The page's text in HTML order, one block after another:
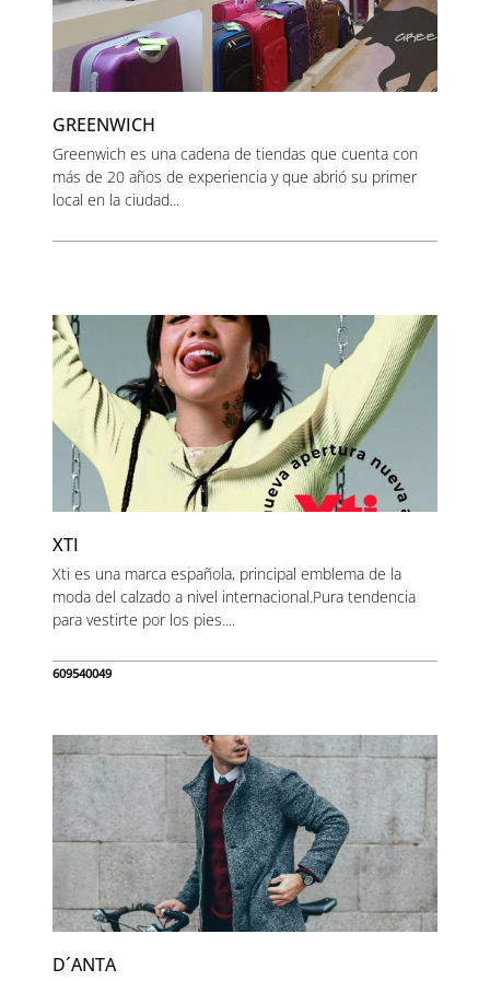
GREENWICH
Greenwich es una cadena de tiendas que cuenta con
más de 20 años de experiencia y que abrió su primer
local en la ciudad...
XTI
Xti es una marca española, principal emblema de la
moda del calzado a nivel internacional.Pura tendencia
para vestirte por los pies....
609540049
D´ANTA